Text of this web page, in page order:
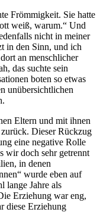
Frömmigkeit. Sie hatte
weiß, warum.
Und
nicht in meiner
in den Sinn, und ich
an menschlicher
das suchte sein
boten so etwas
unübersichtlichen
Eltern und mit ihnen
zurück. Dieser Rückzug
eine negative Rolle
wir doch sehr getrennt
in denen
wurde eben auf
lange Jahre als
Erziehung war eng,
diese Erziehung